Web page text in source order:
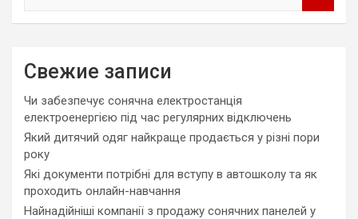
h
Свежие записи
Чи забезпечує сонячна електростанція
електроенергією під час регулярних відключень
Який дитячий одяг найкраще продається у різні пори
року
Які документи потрібні для вступу в автошколу та як
проходить онлайн-навчання
Найнадійніші компанії з продажу сонячних панелей у